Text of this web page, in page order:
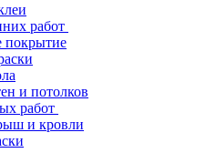
работ
покрытие
и потолков
работ
и кровли